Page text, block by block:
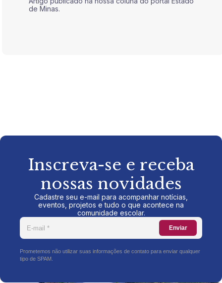
de Minas.
Inscreva-se e receba
nossas novidades
Cadastre seu e-mail para acompanhar notícias,
eventos, projetos e tudo o que acontece na
comunidade escolar.
Enviar
Prometemos não utilizar suas informações de contato para enviar qualquer
tipo de SPAM.